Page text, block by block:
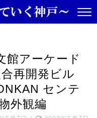
館アーケード
再開発ビル
センテ
外観編